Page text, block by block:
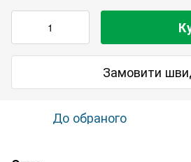
Замовити
До обраного